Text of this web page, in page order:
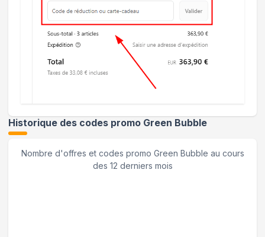
Historique des codes promo Green Bubble
Nombre d'offres et codes promo Green Bubble au cours
des 12 derniers mois